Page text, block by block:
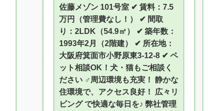
佐藤メゾン 101号室 ✔ 賃料：7.5
万円（管理費なし！） ✔ 間取
り：2LDK（54.9㎡） ✔ 築年数：
1993年2月（2階建） ✔ 所在地：
大阪府箕面市小野原東3-12-8 ✔ ペ
ット相談OK！犬・猫もご相談く
ださい ‍♂️周辺環境も充実！ 静かな
住環境で、アクセス良好！ 広々リ
ビング で快適な毎日を♪ 弊社管理